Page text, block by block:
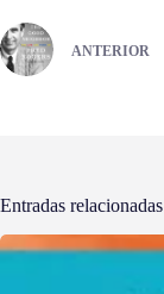
ANTERIOR
Entradas relacionadas